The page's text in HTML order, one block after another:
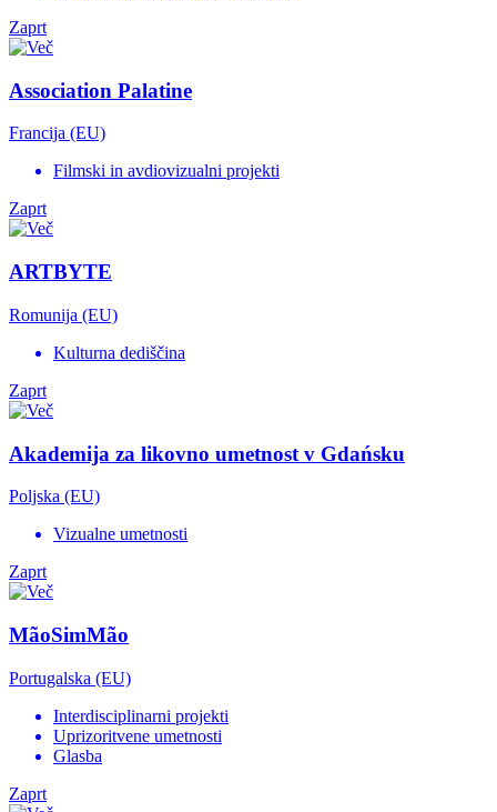
Zaprt
Association Palatine
Francija (EU)
Filmski in avdiovizualni projekti
Zaprt
ARTBYTE
Romunija (EU)
Kulturna dediščina
Zaprt
Akademija za likovno umetnost v Gdańsku
Poljska (EU)
Vizualne umetnosti
Zaprt
MãoSimMão
Portugalska (EU)
Interdisciplinarni projekti
Uprizoritvene umetnosti
Glasba
Zaprt